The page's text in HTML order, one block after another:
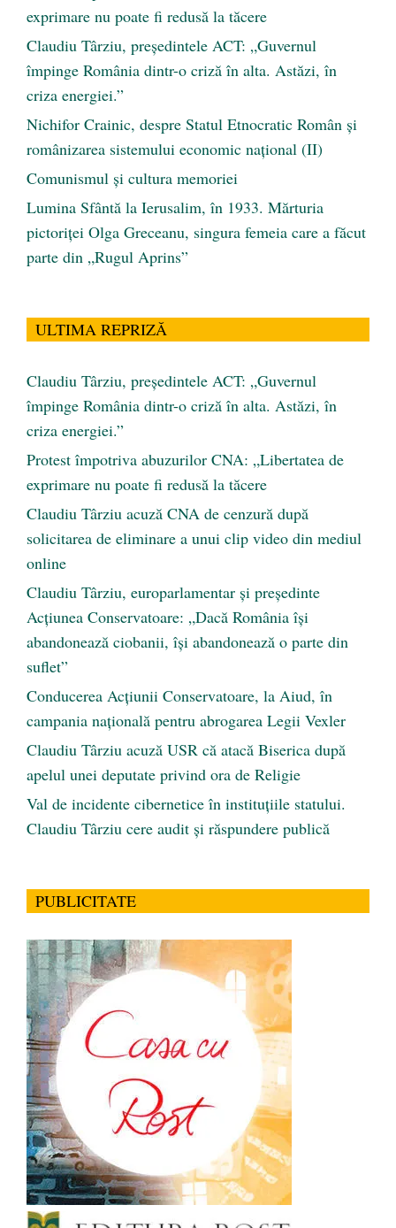
exprimare nu poate fi redusă la tăcere
Claudiu Târziu, președintele ACT: „Guvernul
împinge România dintr-o criză în alta. Astăzi, în
criza energiei.”
Nichifor Crainic, despre Statul Etnocratic Român şi
românizarea sistemului economic naţional (II)
Comunismul şi cultura memoriei
Lumina Sfântă la Ierusalim, în 1933. Mărturia
pictoriței Olga Greceanu, singura femeia care a făcut
parte din „Rugul Aprins”
ULTIMA REPRIZĂ
Claudiu Târziu, președintele ACT: „Guvernul
împinge România dintr-o criză în alta. Astăzi, în
criza energiei.”
Protest împotriva abuzurilor CNA: „Libertatea de
exprimare nu poate fi redusă la tăcere
Claudiu Târziu acuză CNA de cenzură după
solicitarea de eliminare a unui clip video din mediul
online
Claudiu Târziu, europarlamentar și președinte
Acțiunea Conservatoare: „Dacă România își
abandonează ciobanii, își abandonează o parte din
suflet”
Conducerea Acțiunii Conservatoare, la Aiud, în
campania națională pentru abrogarea Legii Vexler
Claudiu Târziu acuză USR că atacă Biserica după
apelul unei deputate privind ora de Religie
Val de incidente cibernetice în instituțiile statului.
Claudiu Târziu cere audit și răspundere publică
PUBLICITATE